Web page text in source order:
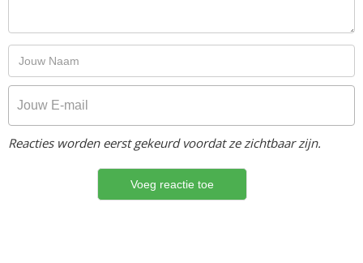
Reacties worden eerst gekeurd voordat ze zichtbaar zijn.